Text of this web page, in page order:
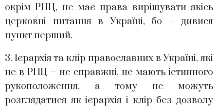
окрім РПЦ, не має права вирішувати якісь
церковні питання в Україні, бо – дивися
пункт перший.
3. Ієрархія та клір православних в Україні, які
не в РПЦ – не справжні, не мають істинного
рукоположення, а тому не можуть
розглядатися як ієрархія і клір без дозволу